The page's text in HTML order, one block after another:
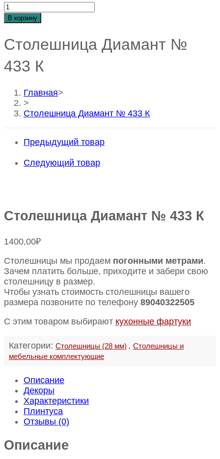
Количество
Столешница
Диамант
№
433
В корзину
Столешница Диамант №
433 К
Главная>
>
Столешница Диамант № 433 К
Предыдущий товар
Следующий товар
Столешница Диамант № 433 К
1400,00₽
Столешницы мы продаем погонными метрами.
Зачем платить больше, приходите и забери свою
столешницу в размер.
Чтобы узнать стоимость столешницы вашего
размера позвоните по телефону 89040322505
С этим товаром выбирают кухонные фартуки
Категории: Столешницы (28 мм) , Столешницы и
мебельные комплектующие
Описание
Декоры
Характеристики
Плинтуса
Отзывы (0)
Описание